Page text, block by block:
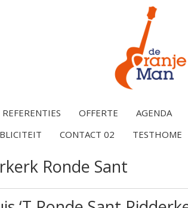
REFERENTIES OFFERTE AGENDA
CONTACT 02 TESTHOME
Ronde Sant